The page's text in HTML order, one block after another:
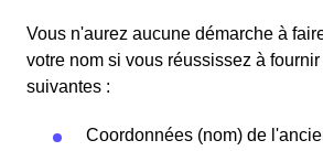
Vous n'aurez aucune démarche à
votre nom si vous réussissez à
suivantes :
Coordonnées (nom) de